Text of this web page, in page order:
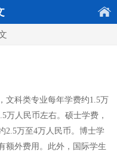
文科类专业每年学费约1.5万
万人民币左右。硕士学费，
2.5万至4万人民币。博士学
额外费用。此外，国际学生